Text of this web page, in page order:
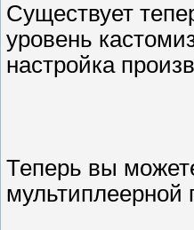
Существует
уровень
настройка
Теперь вы
мультиплеерной